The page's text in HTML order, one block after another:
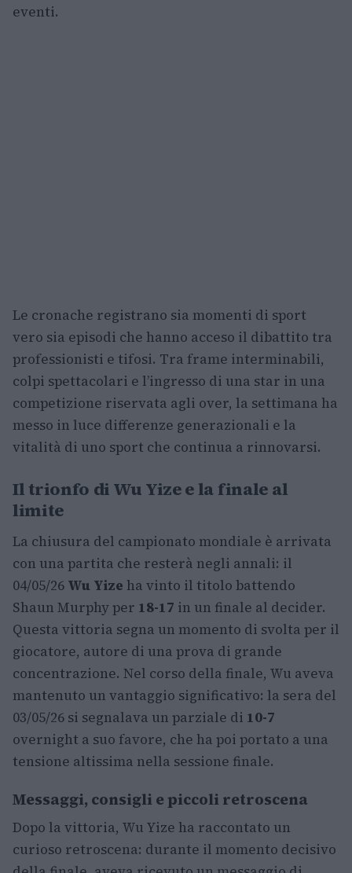
eventi.
Le cronache registrano sia momenti di sport
vero sia episodi che hanno acceso il dibattito tra
professionisti e tifosi. Tra frame interminabili,
colpi spettacolari e l’ingresso di una star in una
competizione riservata agli over, la settimana ha
messo in luce differenze generazionali e la
vitalità di uno sport che continua a rinnovarsi.
Il trionfo di Wu Yize e la finale al
limite
La chiusura del campionato mondiale è arrivata
con una partita che resterà negli annali: il
04/05/26 Wu Yize ha vinto il titolo battendo
Shaun Murphy per 18-17 in un finale al decider.
Questa vittoria segna un momento di svolta per il
giocatore, autore di una prova di grande
concentrazione. Nel corso della finale, Wu aveva
mantenuto un vantaggio significativo: la sera del
03/05/26 si segnalava un parziale di 10-7
overnight a suo favore, che ha poi portato a una
tensione altissima nella sessione finale.
Messaggi, consigli e piccoli retroscena
Dopo la vittoria, Wu Yize ha raccontato un
curioso retroscena: durante il momento decisivo